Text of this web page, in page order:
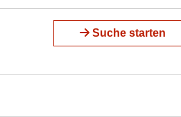
Suche starten